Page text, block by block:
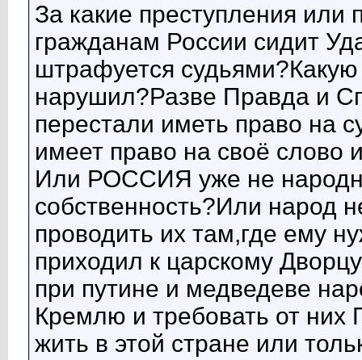
За какие преступления
гражданам России сидит
штрафуется
нарушил?Разве Правда и
перестали иметь право на
имеет право на своё слово
Или РОССИЯ уже не
собственность?Или народ
проводить их там,где ему
приходил к царскому
при путине и медведеве
Кремлю и требовать от
жить в этой стране или